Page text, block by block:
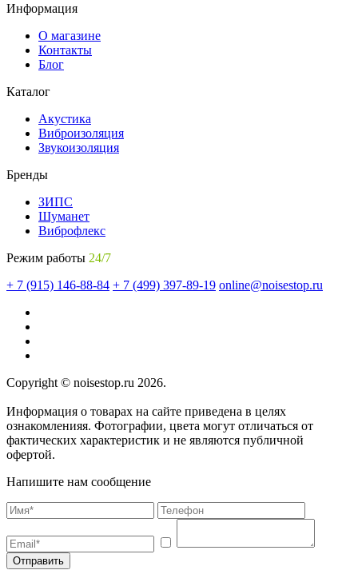
Информация
О магазине
Контакты
Блог
Каталог
Акустика
Виброизоляция
Звукоизоляция
Бренды
ЗИПС
Шуманет
Виброфлекс
Режим работы 24/7
+ 7 (915) 146-88-84 + 7 (499) 397-89-19 online@noisestop.ru
Copyright © noisestop.ru 2026.
Информация о товарах на сайте приведена в целях
ознакомленияя. Фотографии, цвета могут отличаться от
фактических характеристик и не являются публичной
офертой.
Напишите нам сообщение
Отправить